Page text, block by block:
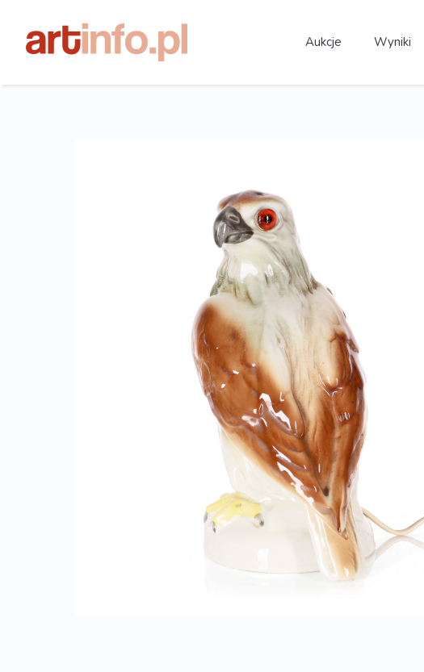
Aukcje Wyniki